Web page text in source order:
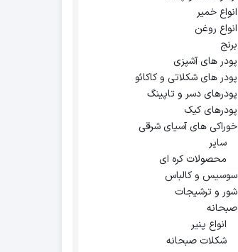
انواع خمیر
انواع روغن
برنج
پودر های آشپزی
پودر های شکلاتی و کاکائو
پودرهای دسر و تاپینگ
پودرهای کیک
خوراکی های آسیای شرقی
سایر
محصولات کره ای
سوسیس و کالباس
شور و ترشیجات
صبحانه
انواع پنیر
شکلات صبحانه